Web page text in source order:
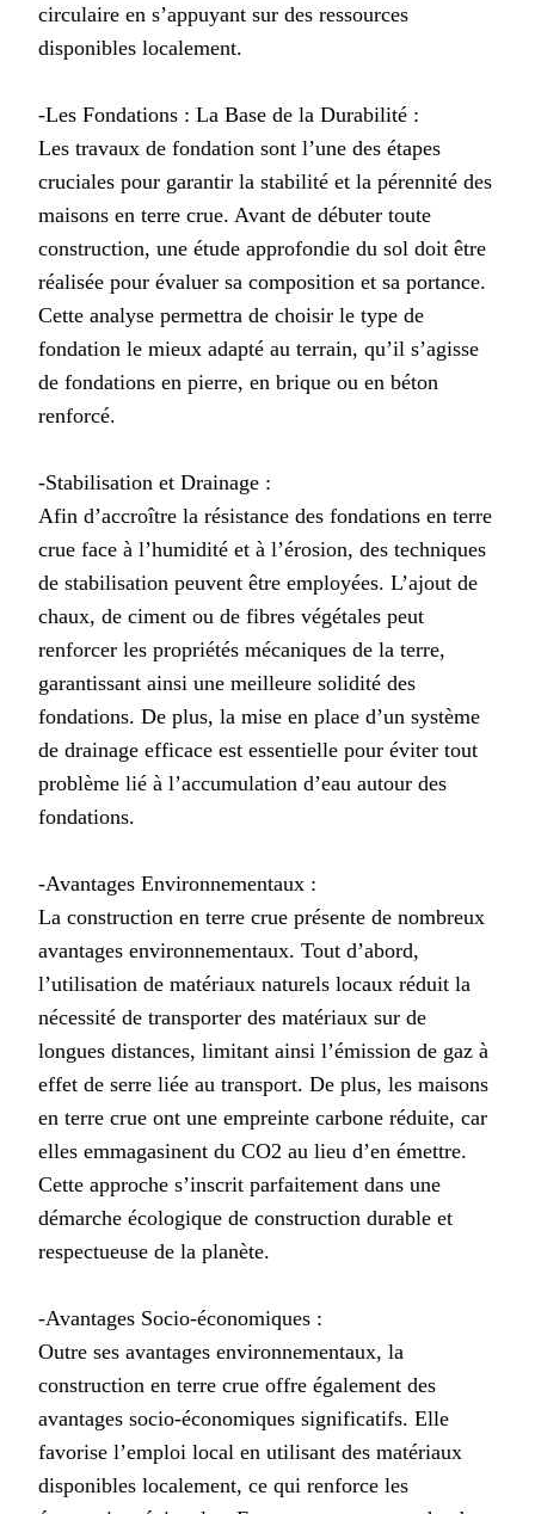
circulaire en s’appuyant sur des ressources
disponibles localement.
-Les Fondations : La Base de la Durabilité :
Les travaux de fondation sont l’une des étapes
cruciales pour garantir la stabilité et la pérennité des
maisons en terre crue. Avant de débuter toute
construction, une étude approfondie du sol doit être
réalisée pour évaluer sa composition et sa portance.
Cette analyse permettra de choisir le type de
fondation le mieux adapté au terrain, qu’il s’agisse
de fondations en pierre, en brique ou en béton
renforcé.
-Stabilisation et Drainage :
Afin d’accroître la résistance des fondations en terre
crue face à l’humidité et à l’érosion, des techniques
de stabilisation peuvent être employées. L’ajout de
chaux, de ciment ou de fibres végétales peut
renforcer les propriétés mécaniques de la terre,
garantissant ainsi une meilleure solidité des
fondations. De plus, la mise en place d’un système
de drainage efficace est essentielle pour éviter tout
problème lié à l’accumulation d’eau autour des
fondations.
-Avantages Environnementaux :
La construction en terre crue présente de nombreux
avantages environnementaux. Tout d’abord,
l’utilisation de matériaux naturels locaux réduit la
nécessité de transporter des matériaux sur de
longues distances, limitant ainsi l’émission de gaz à
effet de serre liée au transport. De plus, les maisons
en terre crue ont une empreinte carbone réduite, car
elles emmagasinent du CO2 au lieu d’en émettre.
Cette approche s’inscrit parfaitement dans une
démarche écologique de construction durable et
respectueuse de la planète.
-Avantages Socio-économiques :
Outre ses avantages environnementaux, la
construction en terre crue offre également des
avantages socio-économiques significatifs. Elle
favorise l’emploi local en utilisant des matériaux
disponibles localement, ce qui renforce les